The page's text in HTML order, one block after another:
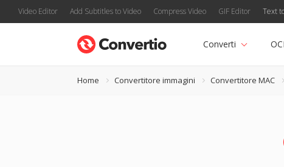
Video Editor Add Subtitles to Video Compress Video GIF Editor Text
Converti
Home Convertitore immagini Convertitore MAC